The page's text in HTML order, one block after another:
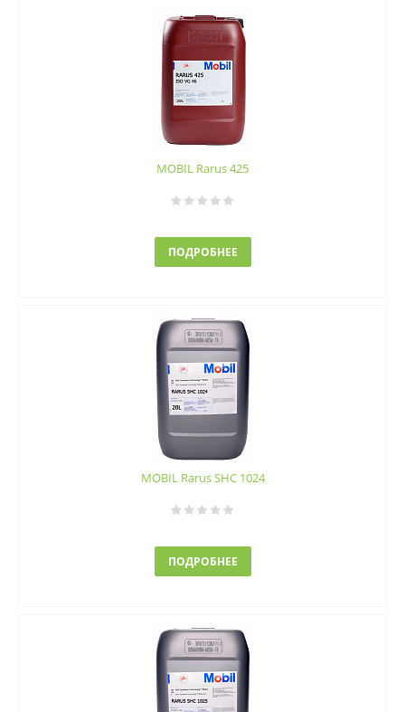
MOBIL Rarus 425
ПОДРОБНЕЕ
MOBIL Rarus SHC 1024
ПОДРОБНЕЕ